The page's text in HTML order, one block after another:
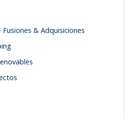
& Adquisiciones